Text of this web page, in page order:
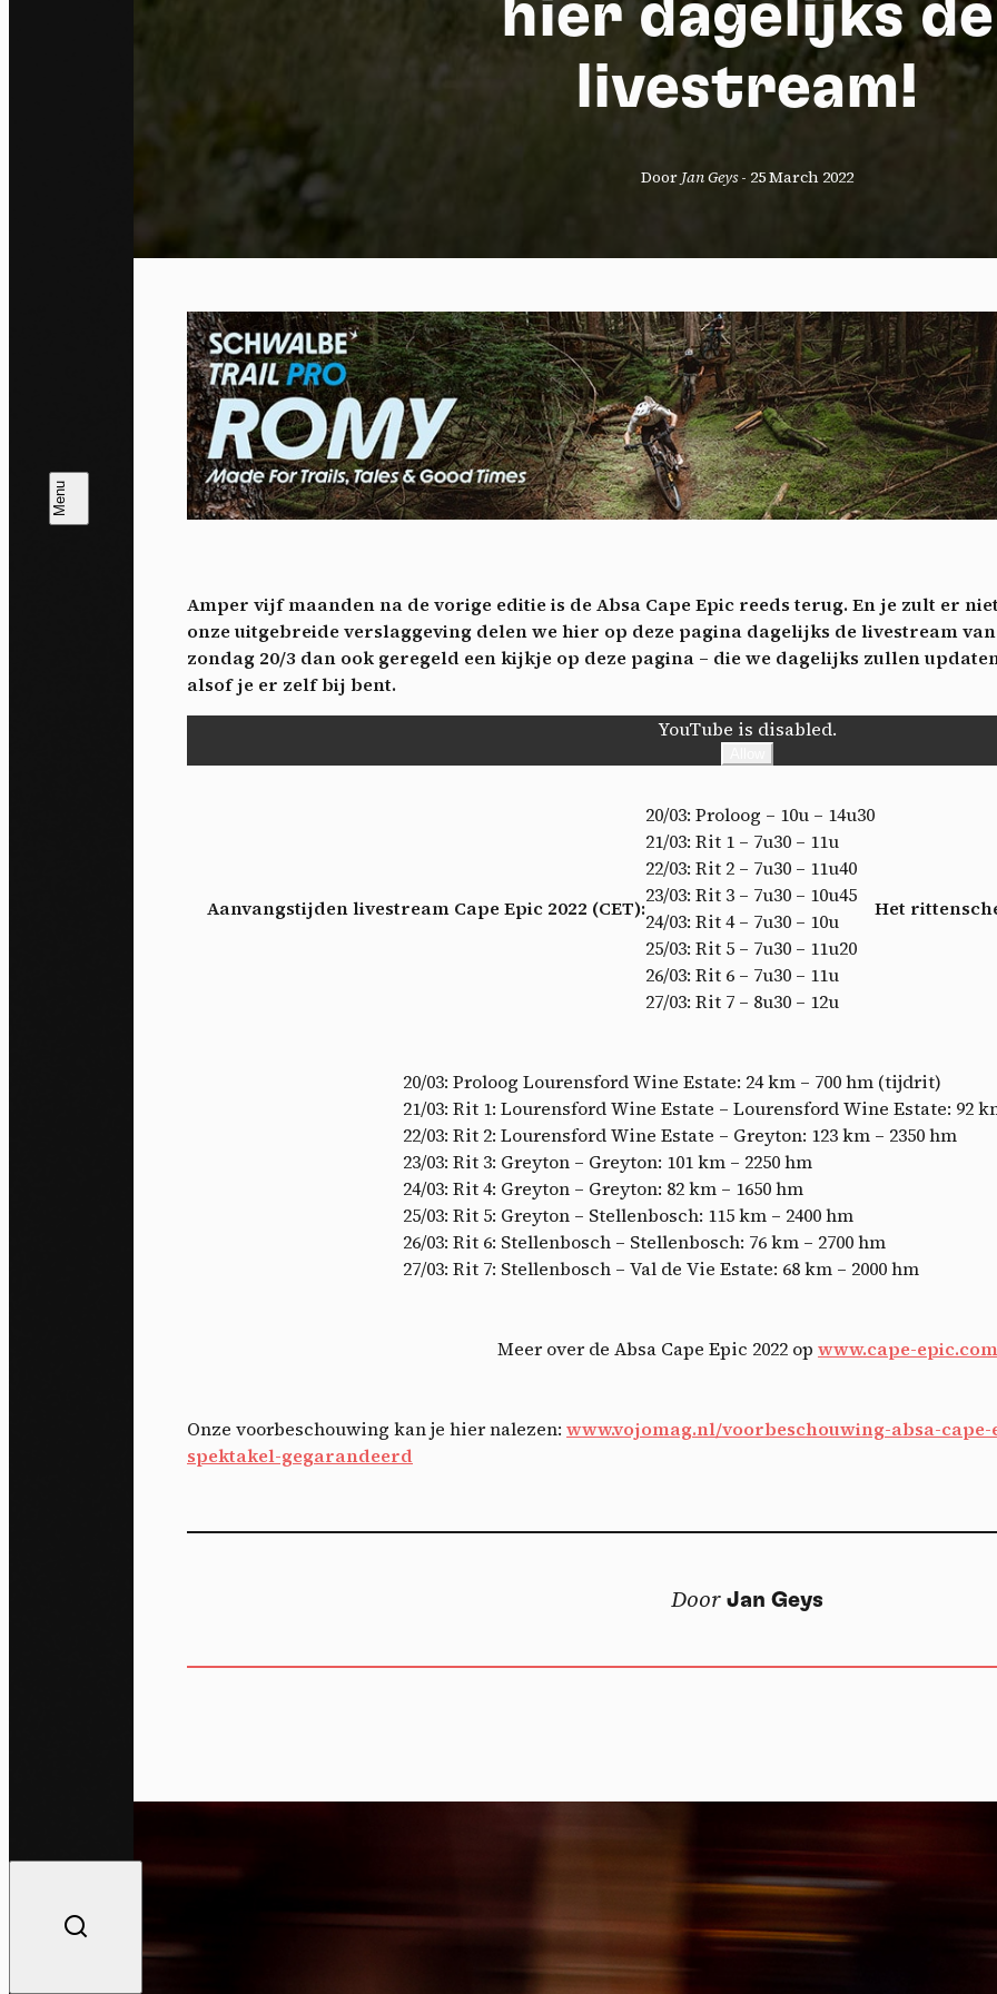
hier dagelijks de
livestream!
Door Jan Geys- 25 March 2022
Amper vijf maanden na de vorige editie is de Absa Cape Epic reeds terug. En je zult er
onze uitgebreide verslaggeving delen we hier op deze pagina dagelijks de livestream
zondag 20/3 dan ook geregeld een kijkje op deze pagina – die we dagelijks zullen
alsof je er zelf bij bent.
YouTube is disabled.
Aanvangstijden livestream Cape Epic 2022 (CET):
20/03: Proloog – 10u – 14u30
21/03: Rit 1 – 7u30 – 11u
22/03: Rit 2 – 7u30 – 11u40
23/03: Rit 3 – 7u30 – 10u45
24/03: Rit 4 – 7u30 – 10u
25/03: Rit 5 – 7u30 – 11u20
26/03: Rit 6 – 7u30 – 11u
27/03: Rit 7 – 8u30 – 12u
Het
20/03: Proloog Lourensford Wine Estate: 24 km – 700 hm (tijdrit)
21/03: Rit 1: Lourensford Wine Estate – Lourensford Wine Estate: 92
22/03: Rit 2: Lourensford Wine Estate – Greyton: 123 km – 2350 hm
23/03: Rit 3: Greyton – Greyton: 101 km – 2250 hm
24/03: Rit 4: Greyton – Greyton: 82 km – 1650 hm
25/03: Rit 5: Greyton – Stellenbosch: 115 km – 2400 hm
26/03: Rit 6: Stellenbosch – Stellenbosch: 76 km – 2700 hm
27/03: Rit 7: Stellenbosch – Val de Vie Estate: 68 km – 2000 hm
Meer over de Absa Cape Epic 2022 op www.cape-epic.com
Onze voorbeschouwing kan je hier nalezen: www.vojomag.nl/voorbeschouwing-absa-
spektakel-gegarandeerd
Door Jan Geys
Ik ga akkoord met het ontvangen van deze nieuwsbrief en begrijp dat ik me op elk
eenvoudig kan afmelden
Privacy policy
Allow all cookies Deny all cookies
Videos
Vimeo disallowed This service can install 8 cookies.
Allow Deny
YouTube disallowed -This service can install 4 cookies.